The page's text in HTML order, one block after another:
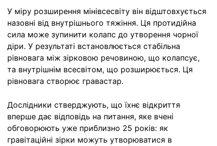
У міру розширення мінівсесвіту він відштовхується
назовні від внутрішнього тяжіння. Ця протидійна
сила може зупинити колапс до утворення чорної
діри. У результаті встановлюється стабільна
рівновага між зірковою речовиною, що колапсує,
та внутрішнім всесвітом, що розширюється. Ця
рівновага створює гравастар.
Дослідники стверджують, що їхнє відкриття
вперше дає відповідь на питання, яке вчені
обговорюють уже приблизно 25 років: як
гравітаційні зірки можуть утворюватися в